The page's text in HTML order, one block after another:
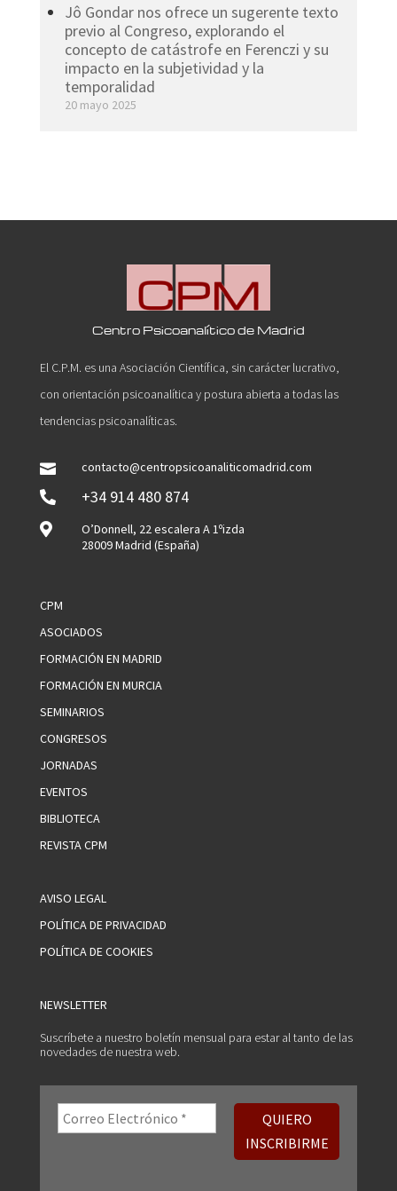
Jô Gondar nos ofrece un sugerente texto
previo al Congreso, explorando el
concepto de catástrofe en Ferenczi y su
impacto en la subjetividad y la
temporalidad
20 mayo 2025
Centro Psicoanalítico de Madrid
El C.P.M. es una Asociación Científica, sin carácter lucrativo,
con orientación psicoanalítica y postura abierta a todas las
tendencias psicoanalíticas.

contacto@centropsicoanaliticomadrid.com

+34 914 480 874

O’Donnell, 22 escalera A 1ºizda
28009 Madrid (España)
CPM
ASOCIADOS
FORMACIÓN EN MADRID
FORMACIÓN EN MURCIA
SEMINARIOS
CONGRESOS
JORNADAS
EVENTOS
BIBLIOTECA
REVISTA CPM
AVISO LEGAL
POLÍTICA DE PRIVACIDAD
POLÍTICA DE COOKIES
NEWSLETTER
Suscríbete a nuestro boletín mensual para estar al tanto de las
novedades de nuestra web.